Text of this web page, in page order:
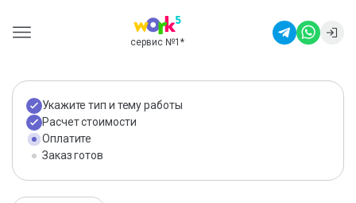
сервис №1 *
Укажите тип и тему работы
Расчет стоимости
Оплатите
Заказ готов